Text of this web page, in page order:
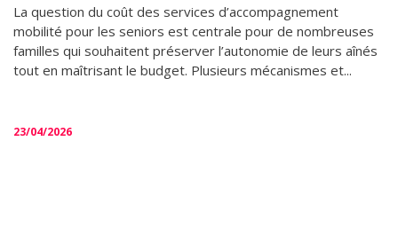
La question du coût des services d’accompagnement
mobilité pour les seniors est centrale pour de nombreuses
familles qui souhaitent préserver l’autonomie de leurs aînés
tout en maîtrisant le budget. Plusieurs mécanismes et...
23/04/2026